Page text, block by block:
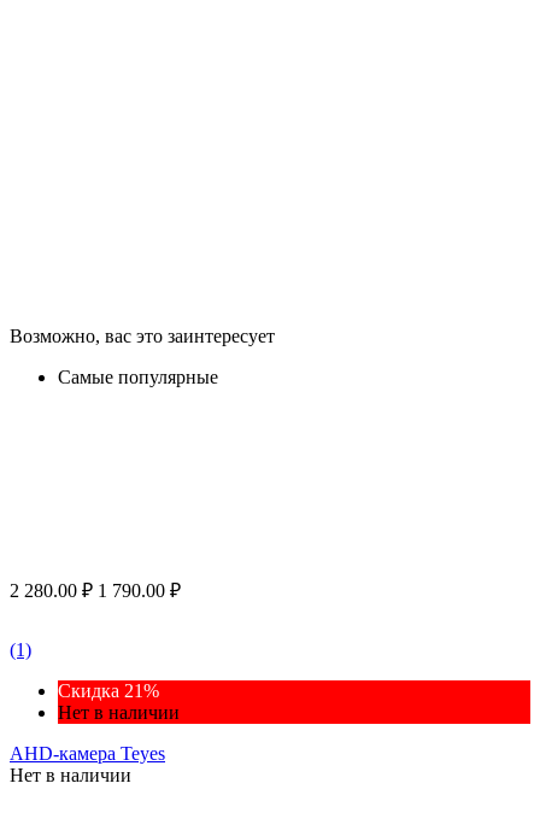
Возможно, вас это заинтересует
Самые популярные
2 280.00 ₽ 1 790.00 ₽
(1)
Скидка 21%
Нет в наличии
AHD-камера Teyes
Нет в наличии